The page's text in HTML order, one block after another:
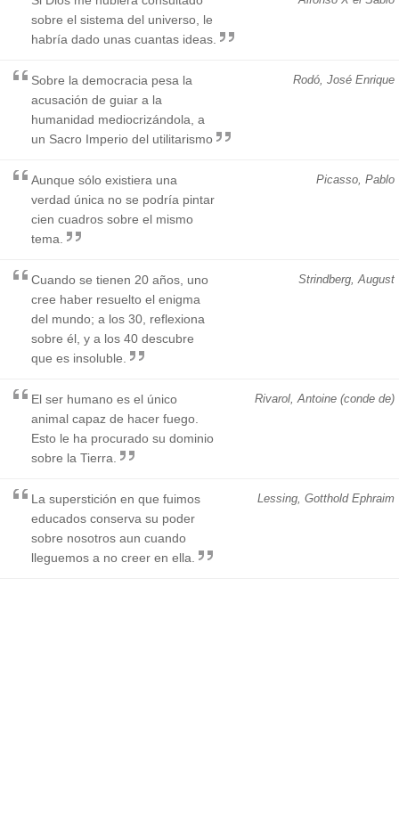
sobre el sistema del universo, le
habría dado unas cuantas ideas.
Rodó, José Enrique
Sobre la democracia pesa la
acusación de guiar a la
humanidad mediocrizándola, a
un Sacro Imperio del utilitarismo
Picasso, Pablo
Aunque sólo existiera una
verdad única no se podría pintar
cien cuadros sobre el mismo
tema.
Strindberg, August
Cuando se tienen 20 años, uno
cree haber resuelto el enigma
del mundo; a los 30, reflexiona
sobre él, y a los 40 descubre
que es insoluble.
Rivarol, Antoine (conde de)
El ser humano es el único
animal capaz de hacer fuego.
Esto le ha procurado su dominio
sobre la Tierra.
Lessing, Gotthold Ephraim
La superstición en que fuimos
educados conserva su poder
sobre nosotros aun cuando
lleguemos a no creer en ella.